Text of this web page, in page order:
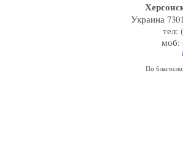
Украина
тел:
моб:
По